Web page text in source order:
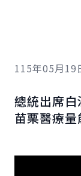
115年05月19
總統出席
苗栗醫療